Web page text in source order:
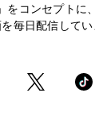
をコンセプトに
毎日配信してい